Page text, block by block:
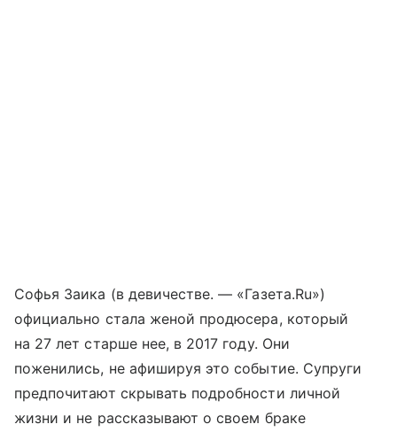
Софья Заика (в девичестве. — «Газета.Ru»)
официально стала женой продюсера, который
на 27 лет старше нее, в 2017 году. Они
поженились, не афишируя это событие. Супруги
предпочитают скрывать подробности личной
жизни и не рассказывают о своем браке